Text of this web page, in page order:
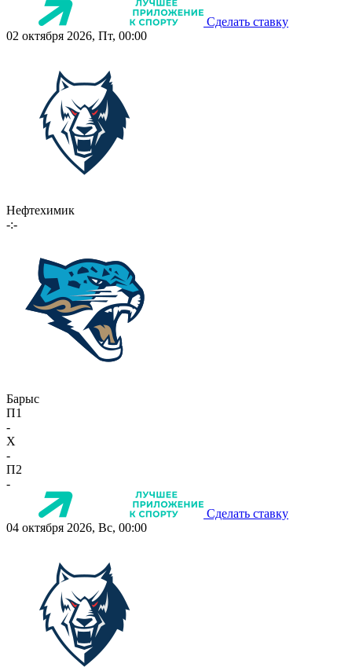
Сделать ставку
02 октября 2026, Пт, 00:00
Нефтехимик
-:-
Барыс
П1
-
X
-
П2
-
Сделать ставку
04 октября 2026, Вс, 00:00